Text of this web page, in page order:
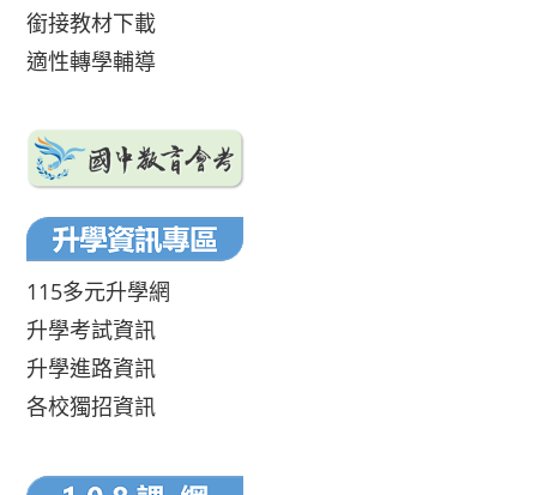
銜接教材下載
適性轉學輔導
115多元升學網
升學考試資訊
升學進路資訊
各校獨招資訊